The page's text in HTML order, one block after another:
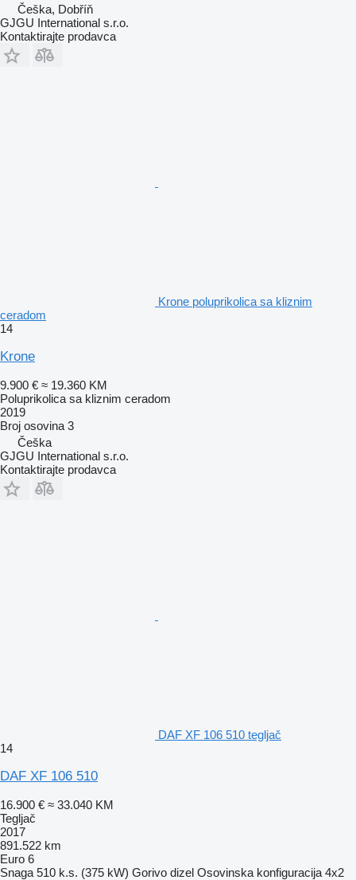
Češka, Dobříň
GJGU International s.r.o.
Kontaktirajte prodavca
Krone poluprikolica sa kliznim
ceradom
14
Krone
9.900 € ≈ 19.360 KM
Poluprikolica sa kliznim ceradom
2019
Broj osovina 3
Češka
GJGU International s.r.o.
Kontaktirajte prodavca
DAF XF 106 510 tegljač
14
DAF XF 106 510
16.900 € ≈ 33.040 KM
Tegljač
2017
891.522 km
Euro 6
Snaga 510 k.s. (375 kW) Gorivo dizel Osovinska konfiguracija 4x2